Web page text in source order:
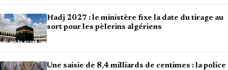
Hadj 2027 : le ministère fixe la date du tirage au
sort pour les pèlerins algériens
Une saisie de 8,4 milliards de centimes : la police